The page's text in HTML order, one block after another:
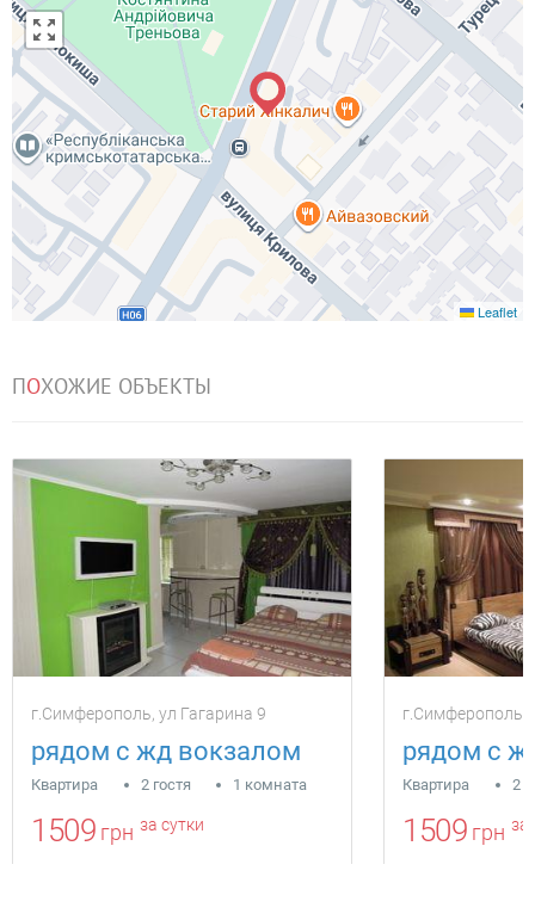
Leaflet
ПОХОЖИЕ ОБЪЕКТЫ
г.Симферополь, ул Гагарина 9
рядом с жд вокзалом
Квартира 2 гостя 1 комната
1509 грн за сутки
г.Симферополь,
рядом с
Квартира 2
1509 грн за